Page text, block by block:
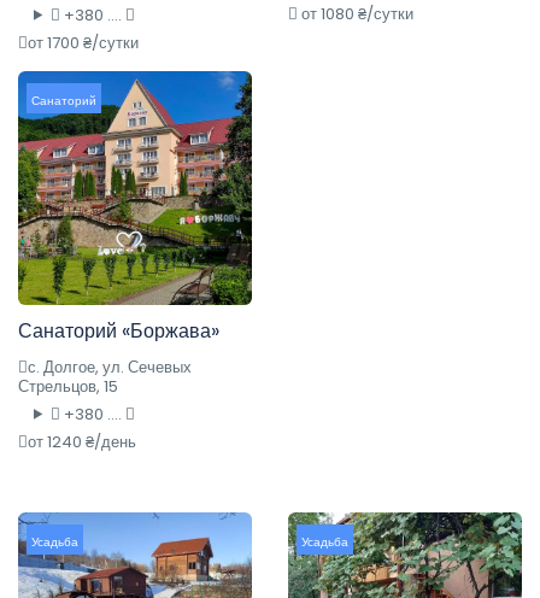
+380 ....
от 1700 ₴/сутки
от 1080 ₴/сутки
Санаторий
Санаторий «Боржава»
с. Долгое, ул. Сечевых
Стрельцов, 15
+380 ....
от 1240 ₴/день
Усадьба Усадьба